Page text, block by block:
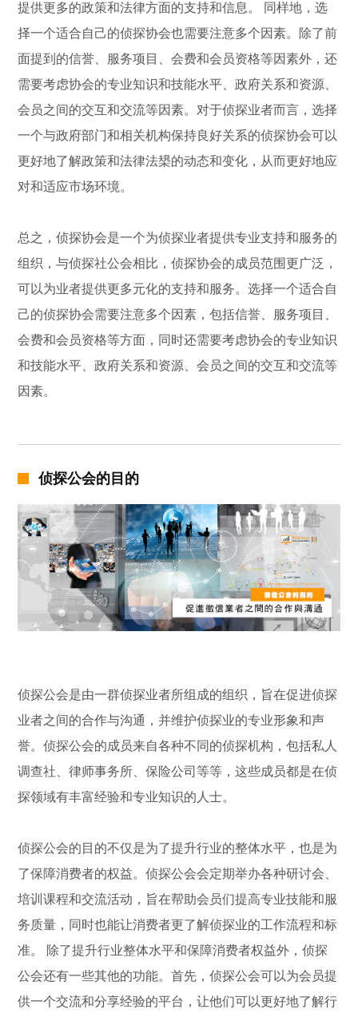
提供更多的政策和法律方面的支持和信息。 同样地，选
择一个适合自己的侦探协会也需要注意多个因素。除了前
面提到的信誉、服务项目、会费和会员资格等因素外，还
需要考虑协会的专业知识和技能水平、政府关系和资源、
会员之间的交互和交流等因素。对于侦探业者而言，选择
一个与政府部门和相关机构保持良好关系的侦探协会可以
更好地了解政策和法律法槼的动态和变化，从而更好地应
对和适应市场环境。
总之，侦探协会是一个为侦探业者提供专业支持和服务的
组织，与侦探社公会相比，侦探协会的成员范围更广泛，
可以为业者提供更多元化的支持和服务。选择一个适合自
己的侦探协会需要注意多个因素，包括信誉、服务项目、
会费和会员资格等方面，同时还需要考虑协会的专业知识
和技能水平、政府关系和资源、会员之间的交互和交流等
因素。
侦探公会的目的
侦探公会是由一群侦探业者所组成的组织，旨在促进侦探
业者之间的合作与沟通，并维护侦探业的专业形象和声
誉。侦探公会的成员来自各种不同的侦探机构，包括私人
调查社、律师事务所、保险公司等等，这些成员都是在侦
探领域有丰富经验和专业知识的人士。
侦探公会的目的不仅是为了提升行业的整体水平，也是为
了保障消费者的权益。侦探公会会定期举办各种研讨会、
培训课程和交流活动，旨在帮助会员们提高专业技能和服
务质量，同时也能让消费者更了解侦探业的工作流程和标
准。 除了提升行业整体水平和保障消费者权益外，侦探
公会还有一些其他的功能。首先，侦探公会可以为会员提
供一个交流和分享经验的平台，让他们可以更好地了解行